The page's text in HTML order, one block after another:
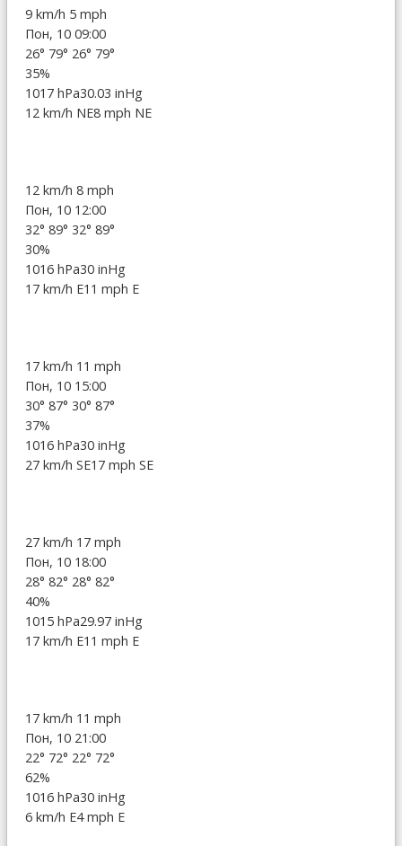
9 km/h 5 mph
Пон, 10 09:00
26° 79° 26° 79°
35%
1017 hPa30.03 inHg
12 km/h NE8 mph NE
12 km/h 8 mph
Пон, 10 12:00
32° 89° 32° 89°
30%
1016 hPa30 inHg
17 km/h E11 mph E
17 km/h 11 mph
Пон, 10 15:00
30° 87° 30° 87°
37%
1016 hPa30 inHg
27 km/h SE17 mph SE
27 km/h 17 mph
Пон, 10 18:00
28° 82° 28° 82°
40%
1015 hPa29.97 inHg
17 km/h E11 mph E
17 km/h 11 mph
Пон, 10 21:00
22° 72° 22° 72°
62%
1016 hPa30 inHg
6 km/h E4 mph E